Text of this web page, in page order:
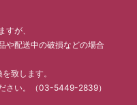
が、
や配送中の破損などの場合
致します。
さい。（03-5449-2839）